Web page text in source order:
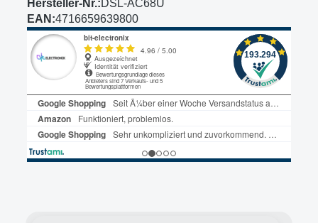
Hersteller-Nr.:DSL-AC68U
EAN:4716659639800